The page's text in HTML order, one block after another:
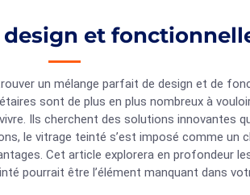
et
un mélange parfait de design et de
sont de plus en plus nombreux à
Ils cherchent des solutions innovantes
le vitrage teinté s’est imposé comme un
Cet article explorera en profondeur
pourrait être l’élément manquant dans